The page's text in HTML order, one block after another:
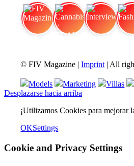
© FIV Magazine |Imprint | All
Models Marketing
Villas
Desplazarse hacia arriba
¡Utilizamos Cookies para mejorar
OKSettings
Cookie and Privacy Settings